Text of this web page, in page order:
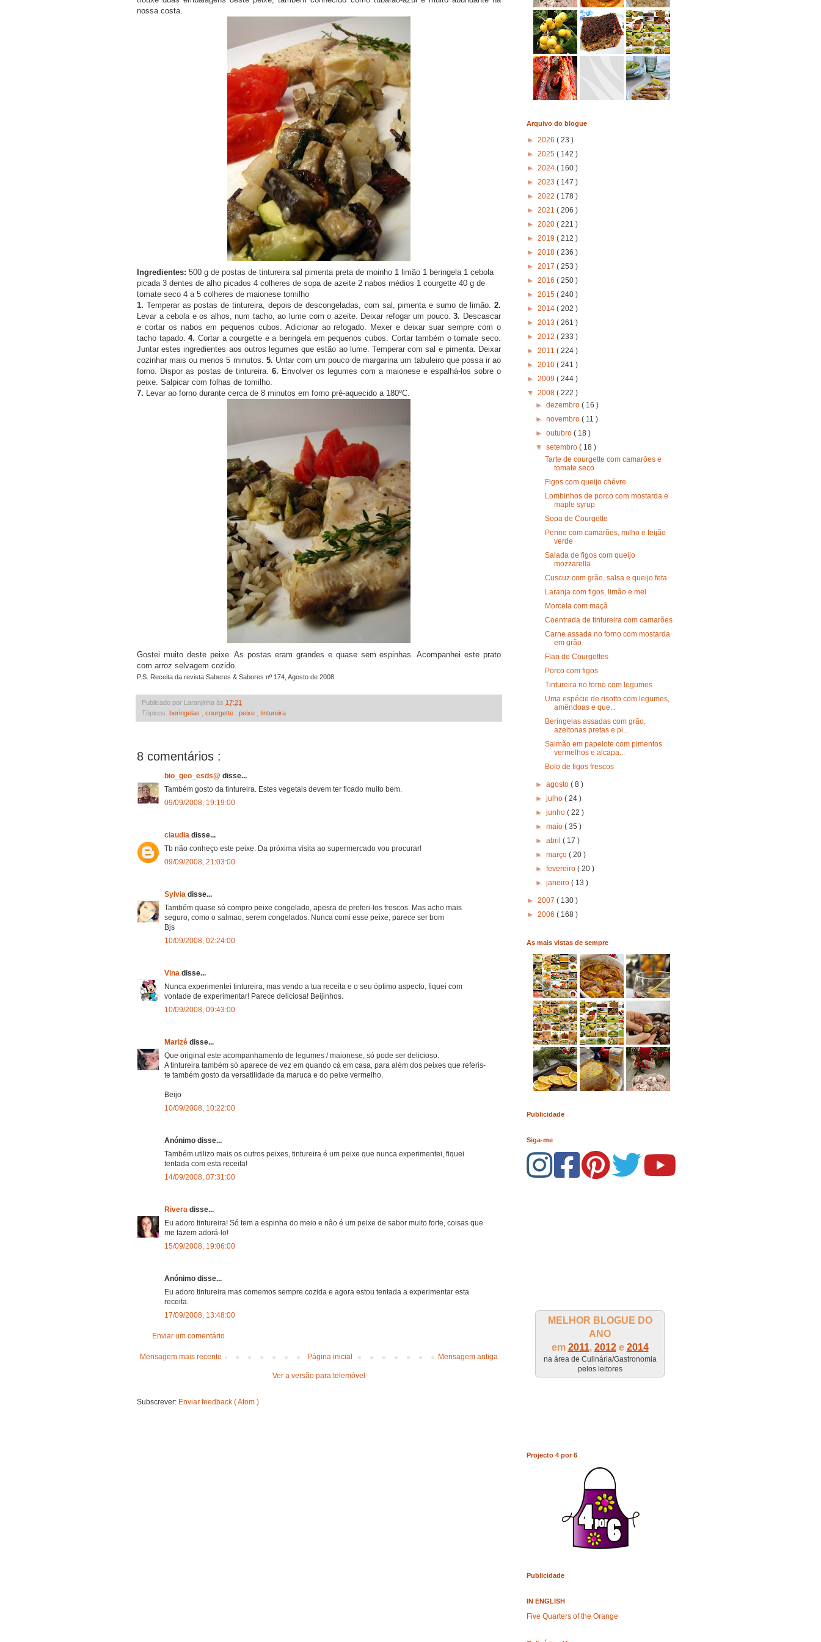
nossa costa.
Ingredientes: 500 g de postas de tintureira sal pimenta preta de moinho 1 limão 1 beringela 1 cebola
picada 3 dentes de alho picados 4 colheres de sopa de azeite 2 nabos médios 1 courgette 40 g de
tomate seco 4 a 5 colheres de maionese tomilho
1. Temperar as postas de tintureira, depois de descongeladas, com sal, pimenta e sumo de limão. 2.
Levar a cebola e os alhos, num tacho, ao lume com o azeite. Deixar refogar um pouco.3. Descascar
e cortar os nabos em pequenos cubos. Adicionar ao refogado. Mexer e deixar suar sempre com o
tacho tapado.4. Cortar a courgette e a beringela em pequenos cubos. Cortar também o tomate seco.
Juntar estes ingredientes aos outros legumes que estão ao lume. Temperar com sal e pimenta. Deixar
cozinhar mais ou menos 5 minutos. 5. Untar com um pouco de margarina um tabuleiro que possa ir ao
forno. Dispor as postas de tintureira. 6. Envolver os legumes com a maionese e espalhá-los sobre o
peixe. Salpicar com folhas de tomilho.
7. Levar ao forno durante cerca de 8 minutos em forno pré-aquecido a 180ºC.
Gostei muito deste peixe. As postas eram grandes e quase sem espinhas. Acompanhei este prato
com arroz selvagem cozido.
P.S. Receita da revista Saberes & Sabores nº 174, Agosto de 2008.
Publicado por Laranjinha às 17:21
Tópicos: beringelas courgette peixe tintureira
8 comentários :
bio_geo_esds@ disse...
Também gosto da tintureira. Estes vegetais devem ter ficado muito bem.
09/09/2008, 19:19:00
claudia disse...
Tb não conheço este peixe. Da próxima visita ao supermercado vou procurar!
09/09/2008, 21:03:00
Sylvia disse...
Também quase só compro peixe congelado, apesra de preferi-los frescos. Mas acho mais
seguro, como o salmao, serem congelados. Nunca comi esse peixe, parece ser bom
Bjs
10/09/2008, 02:24:00
Vina disse...
Nunca experimentei tintureira, mas vendo a tua receita e o seu óptimo aspecto, fiquei com
vontade de experimentar! Parece deliciosa! Beijinhos.
10/09/2008, 09:43:00
Marizé disse...
Que original este acompanhamento de legumes / maionese, só pode ser delicioso.
A tintureira também só aparece de vez em quando cá em casa, para além dos peixes que referis-
te também gosto da versatilidade da maruca e do peixe vermelho.
Beijo
10/09/2008, 10:22:00
Anónimo disse...
Também utilizo mais os outros peixes, tintureira é um peixe que nunca experimentei, fiquei
tentada com esta receita!
14/09/2008, 07:31:00
Rivera disse...
Eu adoro tintureira! Só tem a espinha do meio e não é um peixe de sabor muito forte, coisas que
me fazem adorá-lo!
15/09/2008, 19:06:00
Anónimo disse...
Eu adoro tintureira mas comemos sempre cozida e agora estou tentada a experimentar esta
receita.
17/09/2008, 13:48:00
Enviar um comentário
Mensagem mais recente Mensagem antiga
Página inicial
Ver a versão para telemóvel
Subscrever: Enviar feedback ( Atom )
Arquivo do blogue
► 2026 ( 23 )
► 2025 ( 142 )
► 2024 ( 160 )
► 2023 ( 147 )
► 2022 ( 178 )
► 2021 ( 206 )
► 2020 ( 221 )
► 2019 ( 212 )
► 2018 ( 236 )
► 2017 ( 253 )
► 2016 ( 250 )
► 2015 ( 240 )
► 2014 ( 202 )
► 2013 ( 261 )
► 2012 ( 233 )
► 2011 ( 224 )
► 2010 ( 241 )
► 2009 ( 244 )
▼ 2008 ( 222 )
►dezembro( 16 )
►novembro( 11 )
►outubro( 18 )
▼setembro( 18 )
Tarte de courgette com camarões e
tomate seco
Figos com queijo chévre
Lombinhos de porco com mostarda e
maple syrup
Sopa de Courgette
Penne com camarões, milho e feijão
verde
Salada de figos com queijo
mozzarella
Cuscuz com grão, salsa e queijo feta
Laranja com figos, limão e mel
Morcela com maçã
Coentrada de tintureira com camarões
Carne assada no forno com mostarda
em grão
Flan de Courgettes
Porco com figos
Tintureira no forno com legumes
Uma espécie de risotto com legumes,
amêndoas e que...
Beringelas assadas com grão,
azeitonas pretas e pi...
Salmão em papelote com pimentos
vermelhos e alcapa...
Bolo de figos frescos
►agosto( 8 )
►julho( 24 )
►junho( 22 )
►maio( 35 )
►abril( 17 )
►março( 20 )
►fevereiro( 20 )
►janeiro( 13 )
► 2007 ( 130 )
► 2006 ( 168 )
As mais vistas de sempre
Publicidade
Siga-me
MELHOR BLOGUE DO
ANO
em 2011, 2012e 2014
na área de Culinária/Gastronomia
pelos leitores
Projecto 4 por 6
Publicidade
IN ENGLISH
Five Quarters of the Orange